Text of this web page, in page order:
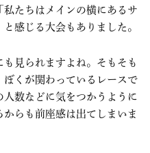
たちはメインの横にあるサ
感じる大会もありました。
見られますよね。そもそも
くが関わっているレースで
数などに気をつかうように
らも前座感は出てしまいま